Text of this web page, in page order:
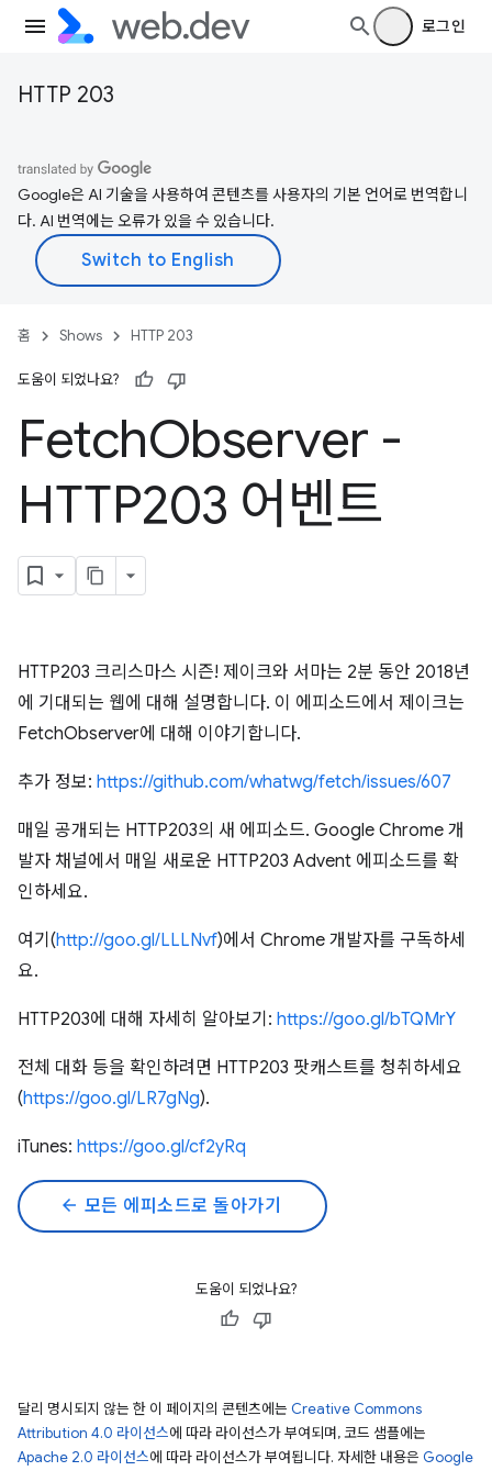
로그인
HTTP 203
Google은 AI 기술을 사용하여 콘텐츠를 사용자의 기본 언어로 번역합니
다. AI 번역에는 오류가 있을 수 있습니다.
홈 Shows HTTP 203
도움이 되었나요?
FetchObserver -
HTTP203 어벤트
HTTP203 크리스마스 시즌! 제이크와 서마는 2분 동안 2018년
에 기대되는 웹에 대해 설명합니다. 이 에피소드에서 제이크는
FetchObserver에 대해 이야기합니다.
추가 정보: https://github.com/whatwg/fetch/issues/607
매일 공개되는 HTTP203의 새 에피소드. Google Chrome 개
발자 채널에서 매일 새로운 HTTP203 Advent 에피소드를 확
인하세요.
여기(http://goo.gl/LLLNvf)에서 Chrome 개발자를 구독하세
요.
HTTP203에 대해 자세히 알아보기: https://goo.gl/bTQMrY
전체 대화 등을 확인하려면 HTTP203 팟캐스트를 청취하세요
(https://goo.gl/LR7gNg).
iTunes: https://goo.gl/cf2yRq
arrow_back 모든 에피소드로 돌아가기
도움이 되었나요?
달리 명시되지 않는 한 이 페이지의 콘텐츠에는 Creative Commons
Attribution 4.0 라이선스에 따라 라이선스가 부여되며, 코드 샘플에는
Apache 2.0 라이선스에 따라 라이선스가 부여됩니다. 자세한 내용은 Google